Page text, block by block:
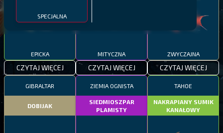
SPECJALNA
EPICKA
CZYTAJ WIĘCEJ
MITYCZNA
CZYTAJ WIĘCEJ
ZWYCZAJNA
CZYTAJ WIĘCEJ
GIBRALTAR
DOBIJAK
ZIEMIA OGNISTA
SIEDMIOSZPAR
PLAMISTY
TAHOE
NAKRAPIANY SUMIK
KANAŁOWY